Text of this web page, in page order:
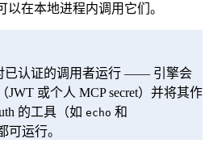
以在本地进程内调用它们。
已认证的调用者运行 —— 引擎会
或个人 MCP secret）并将其作
的工具（如 echo 和
可运行。